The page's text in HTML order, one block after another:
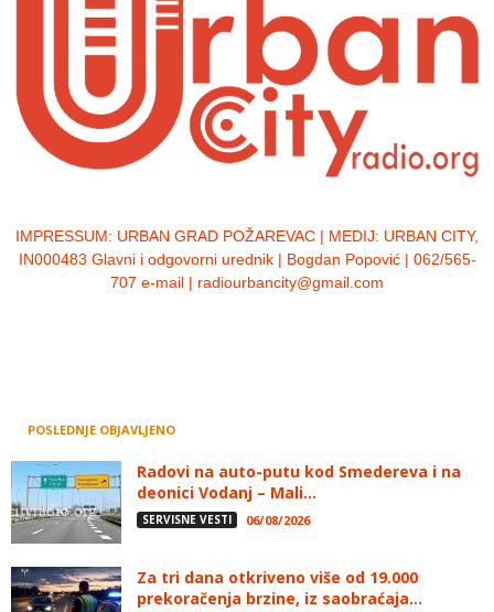
IMPRESSUM: URBAN GRAD POŽAREVAC | MEDIJ: URBAN CITY,
IN000483 Glavni i odgovorni urednik | Bogdan Popović | 062/565-
707 e-mail | radiourbancity@gmail.com
POSLEDNJE OBJAVLJENO
Radovi na auto-putu kod Smedereva i na
deonici Vodanj – Mali...
SERVISNE VESTI 06/08/2026
Za tri dana otkriveno više od 19.000
prekoračenja brzine, iz saobraćaja...